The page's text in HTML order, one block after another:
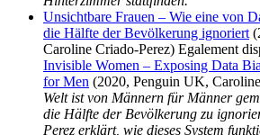
Unsichtbare Frauen – Wie eine von
die Hälfte der Bevölkerung ignoriert
Caroline Criado-Perez) Egalement
Invisible Women – Exposing Data
for Men (2020, Penguin UK,
Welt ist von Männern für Männer
die Hälfte der Bevölkerung zu
Perez erklärt, wie dieses System